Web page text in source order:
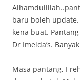
baru boleh
kena buat.
Dr Imelda’s.
Masa pantang, I